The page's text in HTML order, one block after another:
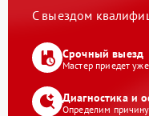
С выездом
Срочный выезд
Мастер приедет
Диагностика и
Определим